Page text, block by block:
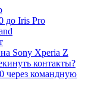
до Iris Pro
Sony Xperia Z
контакты?
через командную